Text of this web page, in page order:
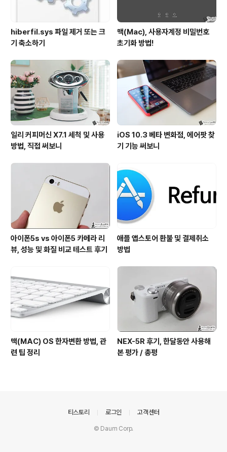
hiberfil.sys 파일 제거 또는 크
기 축소하기
맥(Mac), 사용자계정 비밀번호
초기화 방법!
일리 커피머신 X7.1 세척 및 사용
방법, 직접 써보니
iOS 10.3 베타 변화점, 에어팟 찾
기 기능 써보니
아이폰5s vs 아이폰5 카메라 리
뷰, 성능 및 화질 비교 테스트 후기
애플 앱스토어 환불 및 결제취소
방법
맥(MAC) OS 한자변환 방법, 관
련 팁 정리
NEX-5R 후기, 한달동안 사용해
본 평가 / 총평
티스토리 로그인 고객센터
© Daum Corp.